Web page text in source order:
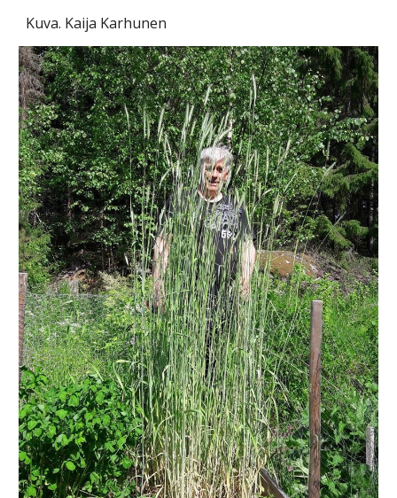
Kuva. Kaija Karhunen